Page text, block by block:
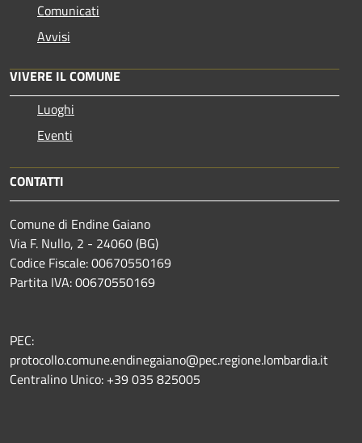
Comunicati
Avvisi
VIVERE IL COMUNE
Luoghi
Eventi
CONTATTI
Comune di Endine Gaiano
Via F. Nullo, 2 - 24060 (BG)
Codice Fiscale: 00670550169
Partita IVA: 00670550169
PEC:
protocollo.comune.endinegaiano@pec.regione.lombardia.it
Centralino Unico: +39 035 825005